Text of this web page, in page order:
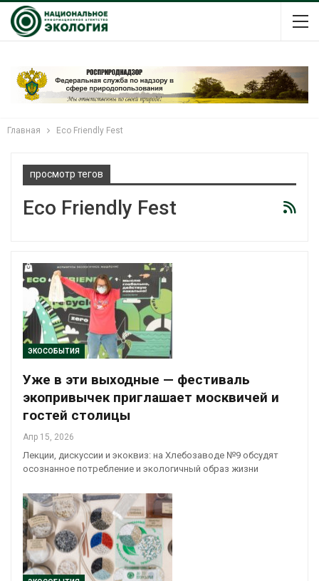
Главная Eco Friendly Fest
просмотр тегов
Eco Friendly Fest
ЭКОСОБЫТИЯ
Уже в эти выходные — фестиваль
экопривычек приглашает москвичей и
гостей столицы
Апр 15, 2026
Лекции, дискуссии и экоквиз: на Хлебозаводе №9 обсудят
осознанное потребление и экологичный образ жизни